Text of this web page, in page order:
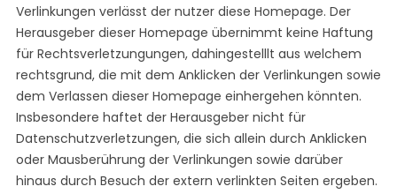
Verlinkungen verlässt der nutzer diese Homepage. Der
Herausgeber dieser Homepage übernimmt keine Haftung
für Rechtsverletzungungen, dahingestelllt aus welchem
rechtsgrund, die mit dem Anklicken der Verlinkungen sowie
dem Verlassen dieser Homepage einhergehen könnten.
Insbesondere haftet der Herausgeber nicht für
Datenschutzverletzungen, die sich allein durch Anklicken
oder Mausberührung der Verlinkungen sowie darüber
hinaus durch Besuch der extern verlinkten Seiten ergeben.